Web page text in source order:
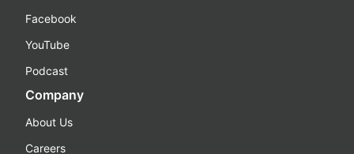
Facebook
YouTube
Podcast
Company
About Us
Careers